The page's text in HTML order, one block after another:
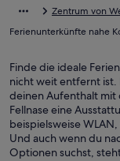
Zentrum von
Ferienunterkünfte nahe
Finde die ideale
nicht weit entfernt
deinen Aufenthalt mit
Fellnase eine
beispielsweise
Und auch wenn du
Optionen suchst,